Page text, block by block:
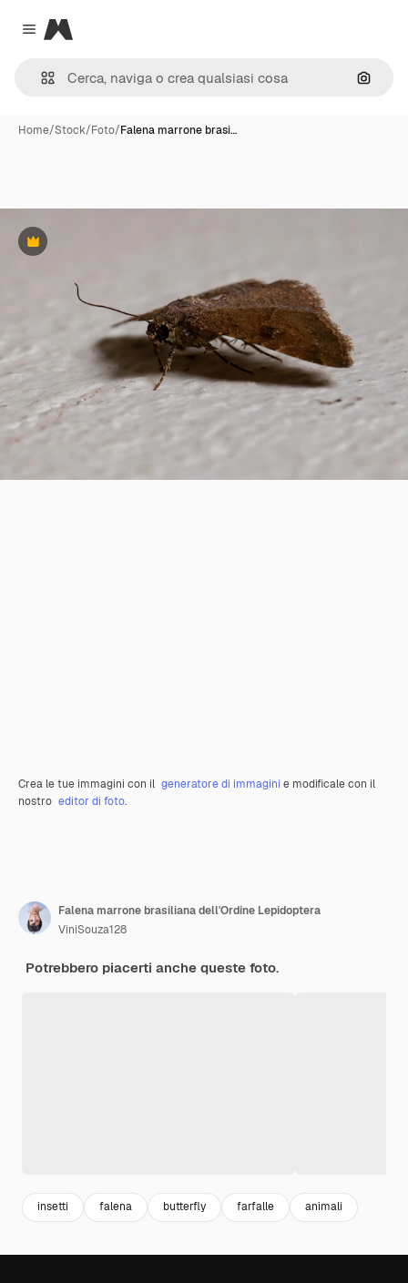
Close menu
Magnific
Cerca
Home/Stock/Foto/Falena marrone brasi…
Premium
Crea le tue immagini con il generatore di immagini e modificale con il
nostro editor di foto.
Falena marrone brasiliana dell'Ordine Lepidoptera
ViniSouza128
Potrebbero piacerti anche queste foto.
insetti falena butterfly farfalle animali